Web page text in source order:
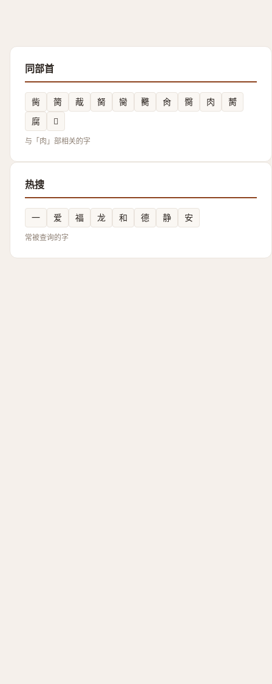
同部首
胔 膐 胾 胬 臠 臡 肏 臋 肉
膥
腐
𬛃
与「肉」部相关的字
热搜
一 爱 福 龙 和 德 静 安
常被查询的字